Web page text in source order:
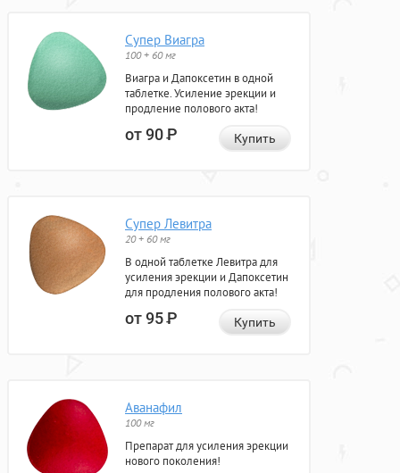
Супер Виагра
100 + 60 мг
Виагра и Дапоксетин в одной
таблетке. Усиление эрекции и
продление полового акта!
от 90Р Купить
Супер Левитра
20 + 60 мг
В одной таблетке Левитра для
усиления эрекции и Дапоксетин
для продления полового акта!
от 95Р Купить
Аванафил
100 мг
Препарат для усиления эрекции
нового поколения!